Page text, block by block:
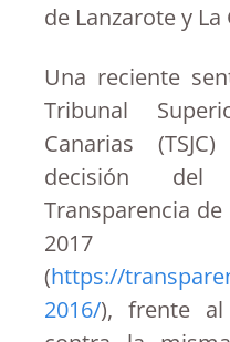
de Lanzarote y La
Una reciente
Tribunal
Canarias
decisión del
Transparencia
2017
(https://
2016/), frente al